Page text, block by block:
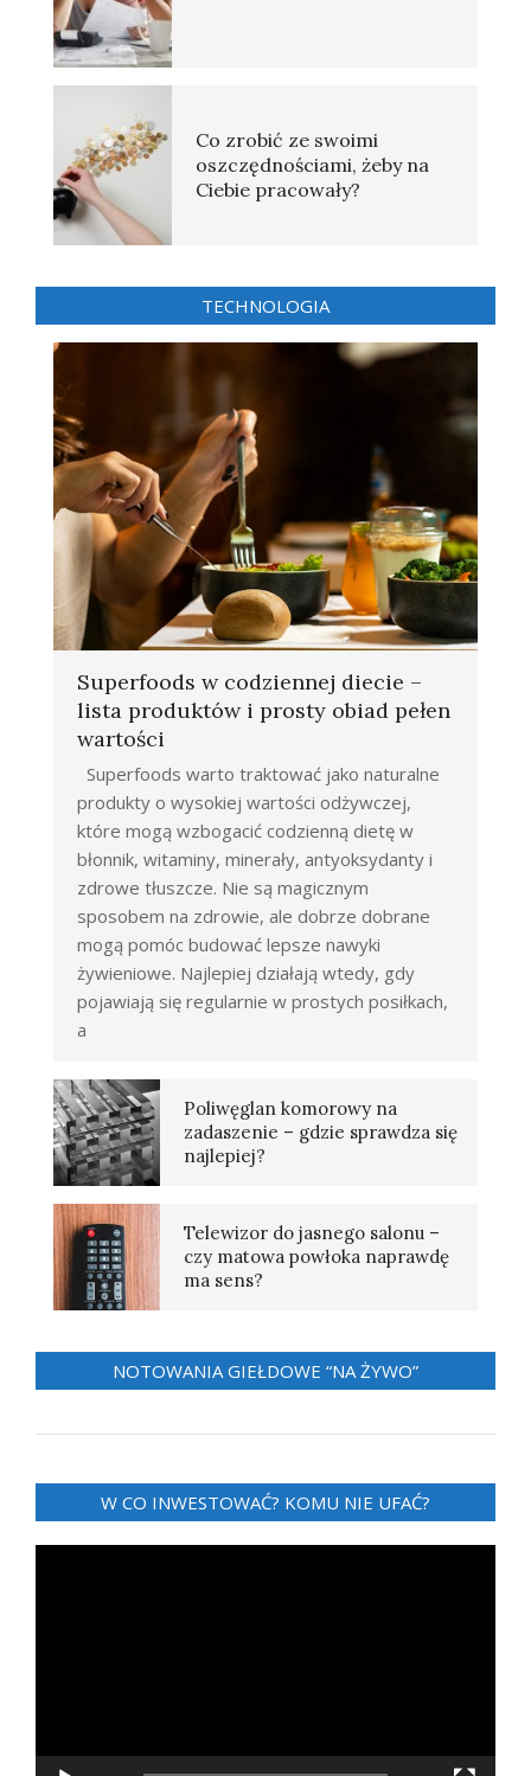
Co zrobić ze swoimi
oszczędnościami, żeby na
Ciebie pracowały?
TECHNOLOGIA
Superfoods w codziennej diecie –
lista produktów i prosty obiad pełen
wartości
Superfoods warto traktować jako naturalne
produkty o wysokiej wartości odżywczej,
które mogą wzbogacić codzienną dietę w
błonnik, witaminy, minerały, antyoksydanty i
zdrowe tłuszcze. Nie są magicznym
sposobem na zdrowie, ale dobrze dobrane
mogą pomóc budować lepsze nawyki
żywieniowe. Najlepiej działają wtedy, gdy
pojawiają się regularnie w prostych posiłkach,
a
Poliwęglan komorowy na
zadaszenie – gdzie sprawdza się
najlepiej?
Telewizor do jasnego salonu –
czy matowa powłoka naprawdę
ma sens?
NOTOWANIA GIEŁDOWE “NA ŻYWO”
W CO INWESTOWAĆ? KOMU NIE UFAĆ?